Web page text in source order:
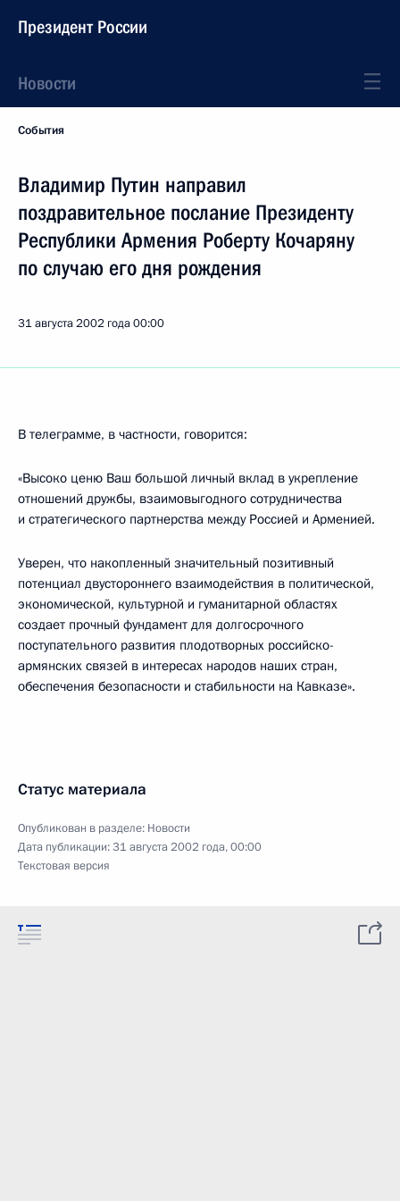
Президент России
Новости
События
Владимир Путин направил
поздравительное послание Президенту
Республики Армения Роберту Кочаряну
по случаю его дня рождения
31 августа 2002 года00:00
В телеграмме, в частности, говорится:
«Высоко ценю Ваш большой личный вклад в укрепление
отношений дружбы, взаимовыгодного сотрудничества
и стратегического партнерства между Россией и Арменией.
Уверен, что накопленный значительный позитивный
потенциал двустороннего взаимодействия в политической,
экономической, культурной и гуманитарной областях
создает прочный фундамент для долгосрочного
поступательного развития плодотворных российско-
армянских связей в интересах народов наших стран,
обеспечения безопасности и стабильности на Кавказе».
Статус материала
Опубликован в разделе: Новости
Дата публикации:31 августа 2002 года, 00:00
Текстовая версия